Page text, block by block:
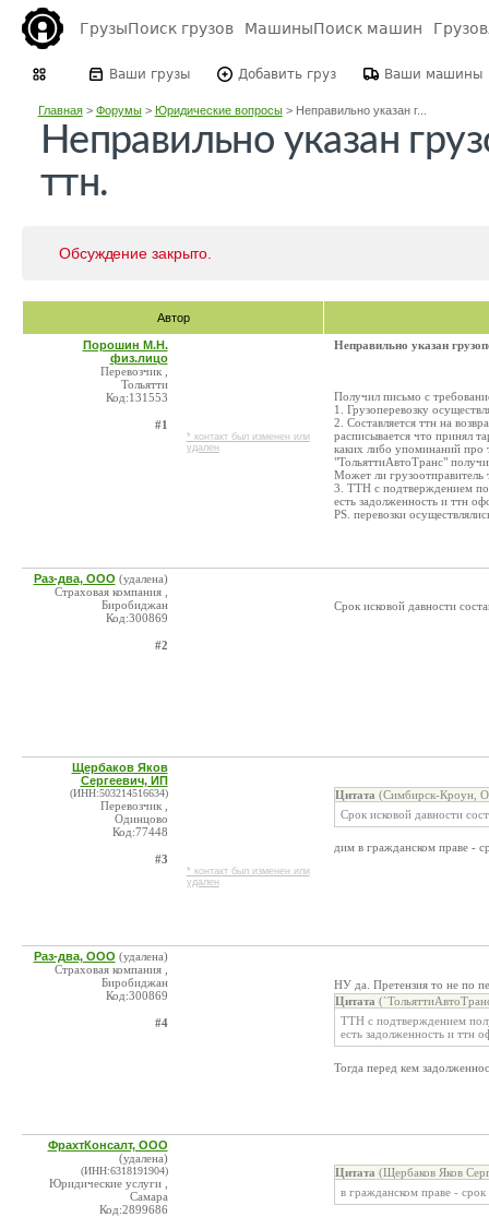
ГрузыПоиск грузов МашиныПоиск машин
Ваши грузы Добавить груз Ваши машины
Главная> Форумы> Юридические вопросы> Неправильно указан г...
Неправильно указан
ттн.
Обсуждение закрыто.
Автор
Порошин М.Н.
физ.лицо
Перевозчик ,
Тольятти
Код:131553
#1
* контакт был изменен или
удален
Неправильно указан
Получил письмо с
1. Грузоперевозку
2. Составляется ттн на
расписывается что принял
каких либо упоминаний про
"ТольяттиАвтоТранс"
Может ли грузоотправитель
3. ТТН с подтверждением
есть задолженность и ттн
PS. перевозки
Раз-два, ООО (удалена)
Страховая компания ,
Биробиджан
Код:300869
#2
Срок исковой давности
Щербаков Яков
Сергеевич, ИП
(ИНН:503214516634)
Перевозчик ,
Одинцово
Код:77448
#3
* контакт был изменен или
удален
Цитата (Симбирск-Кроун,
Срок исковой давности
дим в гражданском праве -
Раз-два, ООО (удалена)
Страховая компания ,
Биробиджан
Код:300869
#4
НУ да. Претензия то не по
Цитата
ТТН с подтверждением
есть задолженность и ттн
Тогда перед кем
ФрахтКонсалт, ООО
(удалена)
(ИНН:6318191904)
Юридические услуги ,
Самара
Код:2899686
Цитата (Щербаков Яков
в гражданском праве -